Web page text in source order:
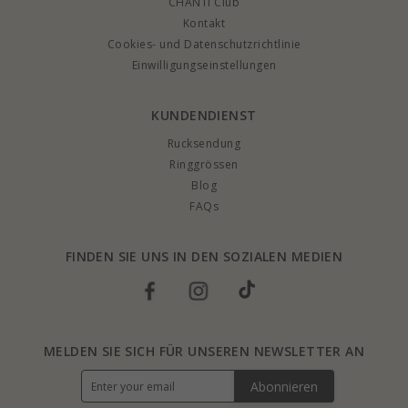
Kontakt
Cookies- und Datenschutzrichtlinie
Einwilligungseinstellungen
KUNDENDIENST
Rucksendung
Ringgrössen
Blog
FAQs
FINDEN SIE UNS IN DEN SOZIALEN MEDIEN
MELDEN SIE SICH FÜR UNSEREN NEWSLETTER AN
Abonnieren